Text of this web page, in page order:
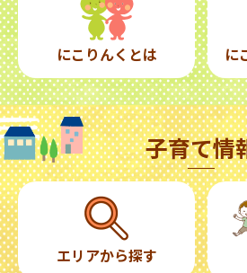
にこりんくとは に
子育て情
エリアから探す